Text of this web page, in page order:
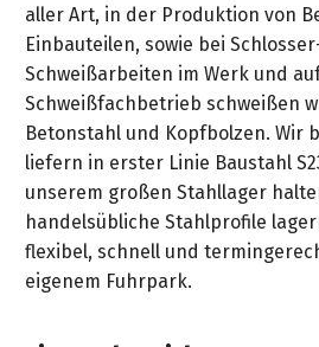
aller Art, in der Produktion von
Einbauteilen, sowie bei
Schweißarbeiten im Werk und
Schweißfachbetrieb schweißen
Betonstahl und Kopfbolzen. Wir
liefern in erster Linie Baustahl
unserem großen Stahllager
handelsübliche Stahlprofile
flexibel, schnell und
eigenem Fuhrpark.